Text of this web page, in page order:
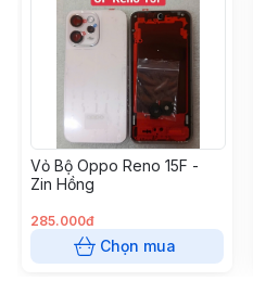
Vỏ Bộ Oppo Reno 15F -
Zin Hồng
285.000đ
Chọn mua